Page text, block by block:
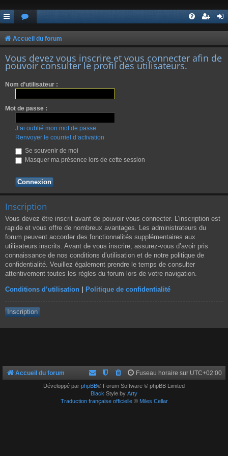
Accueil du forum
Vous devez vous inscrire et vous connecter afin de
pouvoir consulter le profil des utilisateurs.
Nom d’utilisateur :
Mot de passe :
J’ai oublié mon mot de passe
Renvoyer le courriel d’activation
Se souvenir de moi
Masquer ma présence lors de cette session
Inscription
Vous devez être inscrit avant de pouvoir vous connecter. L’inscription est
rapide et vous offre de nombreux avantages. Les administrateurs du
forum peuvent accorder des fonctionnalités supplémentaires aux
utilisateurs inscrits. Avant de vous inscrire, assurez-vous d’avoir pris
connaissance de nos conditions d’utilisation et de notre politique de
confidentialité. Veuillez également prendre le temps de consulter
attentivement toutes les règles du forum lors de votre navigation.
Conditions d’utilisation Politique de confidentialité
Inscription
Accueil du forum Fuseau horaire sur UTC+02:00
Développé par phpBB® Forum Software © phpBB Limited
Black Style by Arty
Traduction française officielle© Miles Cellar